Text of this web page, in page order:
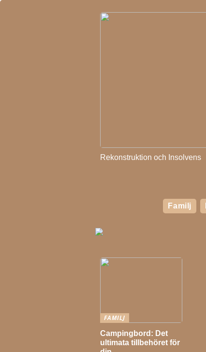
Rekonstruktion och Insolvens
Familj
FAMILJ
Campingbord: Det
ultimata tillbehöret för